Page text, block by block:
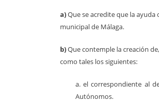
a)Que se acredite que la
municipal de Málaga.
b)Que contemple la creación
como tales los siguientes:
a. el correspondiente al
Autónomos.